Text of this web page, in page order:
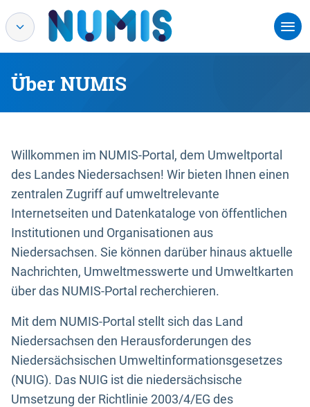
Über NUMIS
Willkommen im NUMIS-Portal, dem Umweltportal
des Landes Niedersachsen! Wir bieten Ihnen einen
zentralen Zugriff auf umweltrelevante
Internetseiten und Datenkataloge von öffentlichen
Institutionen und Organisationen aus
Niedersachsen. Sie können darüber hinaus aktuelle
Nachrichten, Umweltmesswerte und Umweltkarten
über das NUMIS-Portal recherchieren.
Mit dem NUMIS-Portal stellt sich das Land
Niedersachsen den Herausforderungen des
Niedersächsischen Umweltinformationsgesetzes
(NUIG). Das NUIG ist die niedersächsische
Umsetzung der Richtlinie 2003/4/EG des